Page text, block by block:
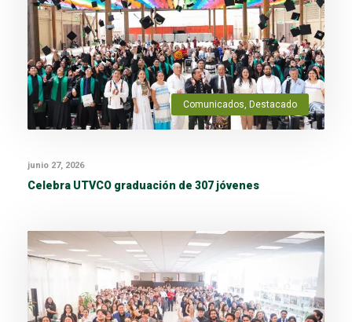
Comunicados, Destacado
junio 27, 2026
Celebra UTVCO graduación de 307 jóvenes